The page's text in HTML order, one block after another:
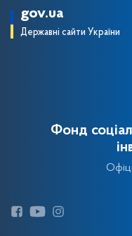
gov.ua
Державні сайти України
Фонд